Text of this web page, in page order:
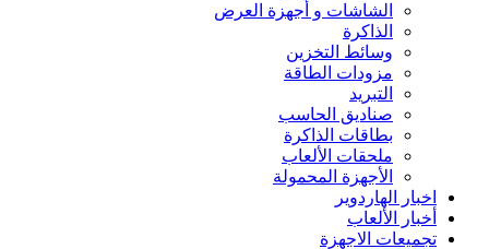
الشاشات و أجهزة العرض
الذاكرة
وسائط التخزين
مزودات الطاقة
التبريد
صناديق الحاسب
بطاقات الذاكرة
ملحقات الألعاب
الأجهزة المحمولة
اخبار الهاردوير
أخبار الألعاب
تجميعات الاجهزة